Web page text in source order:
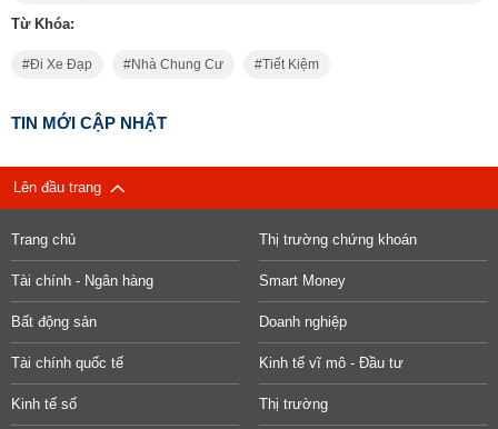
Từ Khóa:
Đi Xe Đạp Nhà Chung Cư Tiết Kiệm
TIN MỚI CẬP NHẬT
Lên đầu trang
Trang chủ Thị trường chứng khoán
Tài chính - Ngân hàng Smart Money
Bất động sản Doanh nghiệp
Tài chính quốc tế Kinh tế vĩ mô - Đầu tư
Kinh tế số Thị trường